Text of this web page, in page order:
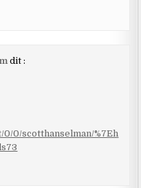
dit :
0/0/scotthanselman/%7Eh